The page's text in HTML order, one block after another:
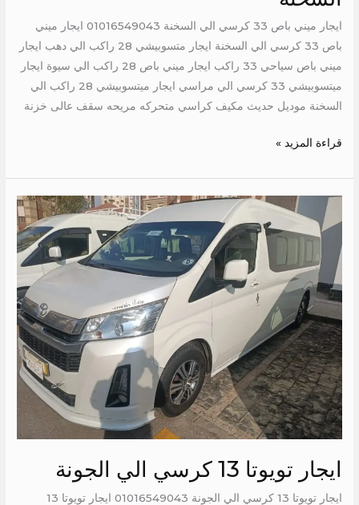
ايجار ميني باص 33 كرسي الي السخنة 01016549043 ايجار ميني
باص 33 كرسي الي السخنة ايجار متسوبيشي 28 راكب الي دهب ايجار
ميني باص سياحي 33 راكب ايجار ميني باص 28 راكب الي سيوة ايجار
ميتسوبيشي 33 كرسي الي مراسي ايجار ميتسوبيشي 28 راكب الي
السخنة موديل حديث مكيف كراسي متحركه مريحه سقف عالى خزنة
قراءة المزيد »
ايجار تويوتا 13 كرسي الي الجونة
ايجار تويوتا 13 كرسي الي الجونة 01016549043 ايجار تويوتا 13
ايجار
تويوتا
13
كرسي
الي
الجونة